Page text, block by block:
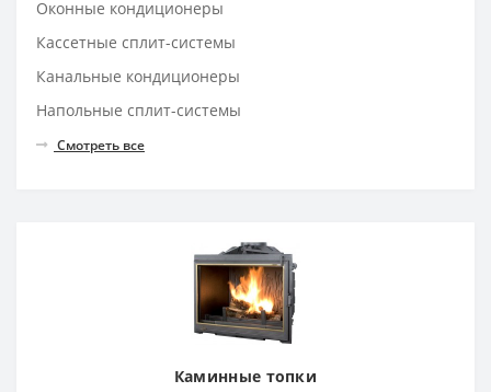
Оконные кондиционеры
Кассетные сплит-системы
Канальные кондиционеры
Напольные сплит-системы
Смотреть все
Каминные топки